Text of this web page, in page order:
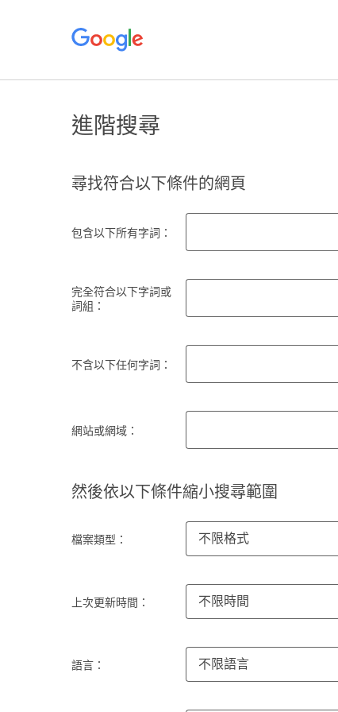
進階搜尋
尋找符合以下條件的網頁
包含以下所有字詞：
完全符合以下字詞或
詞組：
不含以下任何字詞：
網站或網域：
然後依以下條件縮小搜尋範圍
檔案類型： 不限格式
上次更新時間： 不限時間
語言： 不限語言